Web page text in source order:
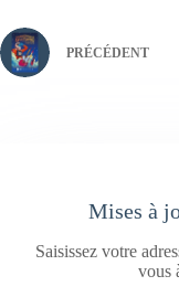
PRÉCÉDENT
Mises à
Saisissez votre
vous